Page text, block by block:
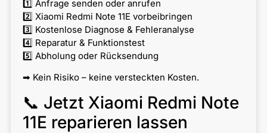
1️⃣ Anfrage senden oder anrufen
2️⃣ Xiaomi Redmi Note 11E vorbeibringen
3️⃣ Kostenlose Diagnose & Fehleranalyse
4️⃣ Reparatur & Funktionstest
5️⃣ Abholung oder Rücksendung
➡ Kein Risiko – keine versteckten Kosten.
📞 Jetzt Xiaomi Redmi Note
11E reparieren lassen